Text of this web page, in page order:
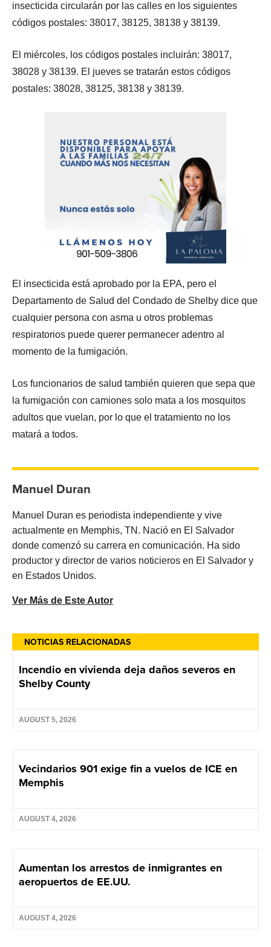
NOTICIAS RELACIONADAS
Incendio en vivienda deja daños severos en
Shelby County
AUGUST 5, 2026
Vecindarios 901 exige fin a vuelos de ICE en
Memphis
AUGUST 4, 2026
Aumentan los arrestos de inmigrantes en
aeropuertos de EE.UU.
AUGUST 4, 2026
insecticida circularán por las calles en los siguientes
códigos postales: 38017, 38125, 38138 y 38139.
El miércoles, los códigos postales incluirán: 38017,
38028 y 38139. El jueves se tratarán estos códigos
postales: 38028, 38125, 38138 y 38139.
El insecticida está aprobado por la EPA, pero el
Departamento de Salud del Condado de Shelby dice que
cualquier persona con asma u otros problemas
respiratorios puede querer permanecer adentro al
momento de la fumigación.
Los funcionarios de salud también quieren que sepa que
la fumigación con camiones solo mata a los mosquitos
adultos que vuelan, por lo que el tratamiento no los
matará a todos.
Manuel Duran
Manuel Duran es periodista independiente y vive
actualmente en Memphis, TN. Nació en El Salvador
donde comenzó su carrera en comunicación. Ha sido
productor y director de varios noticieros en El Salvador y
en Estados Unidos.
Ver Más de Este Autor